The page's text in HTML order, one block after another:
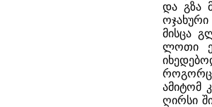
და გზა
ოჯახური
მისცა
ლოთი
როგორც
ამიტომ
ღირსი